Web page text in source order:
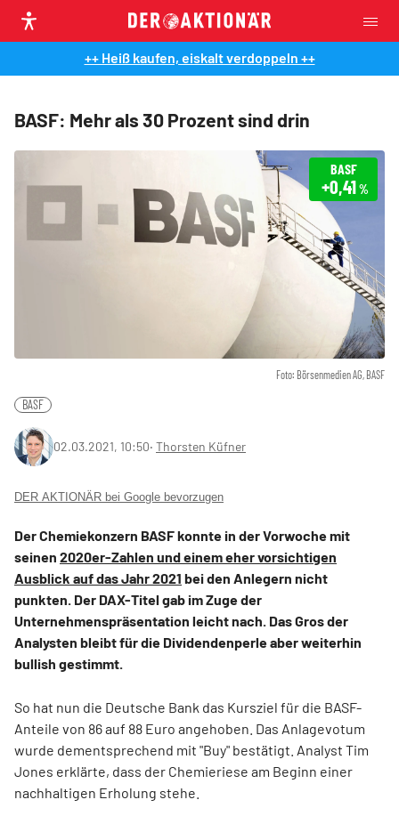
++ Heiß kaufen, eiskalt verdoppeln ++
BASF: Mehr als 30 Prozent sind drin
Foto: Börsenmedien AG, BASF
BASF
+0,41%
BASF
02.03.2021, 10:50‧ Thorsten Küfner
DER AKTIONÄR bei Google bevorzugen
Der Chemiekonzern BASF konnte in der Vorwoche mit
seinen 2020er-Zahlen und einem eher vorsichtigen
Ausblick auf das Jahr 2021 bei den Anlegern nicht
punkten. Der DAX-Titel gab im Zuge der
Unternehmenspräsentation leicht nach. Das Gros der
Analysten bleibt für die Dividendenperle aber weiterhin
bullish gestimmt.
So hat nun die Deutsche Bank das Kursziel für die BASF-
Anteile von 86 auf 88 Euro angehoben. Das Anlagevotum
wurde dementsprechend mit "Buy" bestätigt. Analyst Tim
Jones erklärte, dass der Chemieriese am Beginn einer
nachhaltigen Erholung stehe.